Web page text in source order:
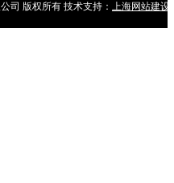
司 版权所有 技术支持： 上海网站建设